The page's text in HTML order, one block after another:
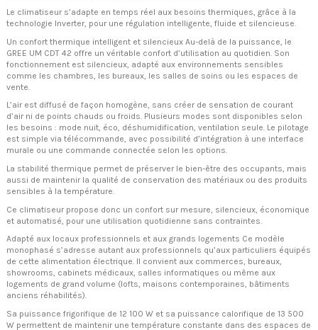
Le climatiseur s’adapte en temps réel aux besoins thermiques, grâce à la
technologie Inverter, pour une régulation intelligente, fluide et silencieuse.
Un confort thermique intelligent et silencieux Au-delà de la puissance, le
GREE UM CDT 42 offre un véritable confort d’utilisation au quotidien. Son
fonctionnement est silencieux, adapté aux environnements sensibles
comme les chambres, les bureaux, les salles de soins ou les espaces de
vente.
L’air est diffusé de façon homogène, sans créer de sensation de courant
d’air ni de points chauds ou froids. Plusieurs modes sont disponibles selon
les besoins : mode nuit, éco, déshumidification, ventilation seule. Le pilotage
est simple via télécommande, avec possibilité d’intégration à une interface
murale ou une commande connectée selon les options.
La stabilité thermique permet de préserver le bien-être des occupants, mais
aussi de maintenir la qualité de conservation des matériaux ou des produits
sensibles à la température.
Ce climatiseur propose donc un confort sur mesure, silencieux, économique
et automatisé, pour une utilisation quotidienne sans contraintes.
Adapté aux locaux professionnels et aux grands logements Ce modèle
monophasé s’adresse autant aux professionnels qu’aux particuliers équipés
de cette alimentation électrique. Il convient aux commerces, bureaux,
showrooms, cabinets médicaux, salles informatiques ou même aux
logements de grand volume (lofts, maisons contemporaines, bâtiments
anciens réhabilités).
Sa puissance frigorifique de 12 100 W et sa puissance calorifique de 13 500
W permettent de maintenir une température constante dans des espaces de